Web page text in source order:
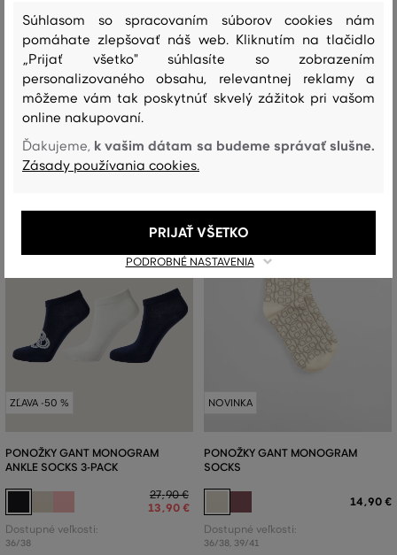
ANKLE SOCKS 3-PACK
27 90 €
90 €
Dostupné veľkosti:
36/38 39/41
ANKLE SOCKS 2-P
21,90 €
10,90 €
Dostupné veľkosti:
36/38 39/41
ZĽAVA -50 %
PONOŽKY GANT MONOGRAM
ANKLE SOCKS 3-PACK
27,90 €
13,90 €
Dostupné veľkosti:
36/38
NOVINKA
PONOŽKY GANT MONOGRAM
SOCKS
14,90 €
Dostupné veľkosti:
36/38, 39/41
Súhlasom so spracovaním súborov cookies nám
pomáhate zlepšovať náš web. Kliknutím na tlačidlo
„Prijať všetko" súhlasíte so zobrazením
personalizovaného obsahu, relevantnej reklamy a
môžeme vám tak poskytnúť skvelý zážitok pri vašom
online nakupovaní.
Ďakujeme, k vašim dátam sa budeme správať slušne.
Zásady používania cookies.
PODROBNÉ NASTAVENIA
PRIJAŤ VŠETKO